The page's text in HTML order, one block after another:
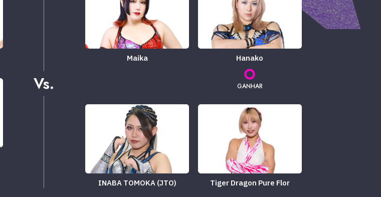
Vs.
Maika Hanako
GANHAR
INABA TOMOKA (JTO) Tiger Dragon Pure Flor